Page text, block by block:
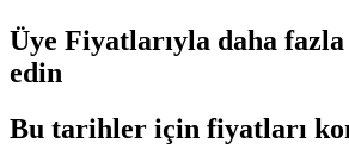
Üye Fiyatlarıyla daha fazla
edin
Bu tarihler için fiyatları